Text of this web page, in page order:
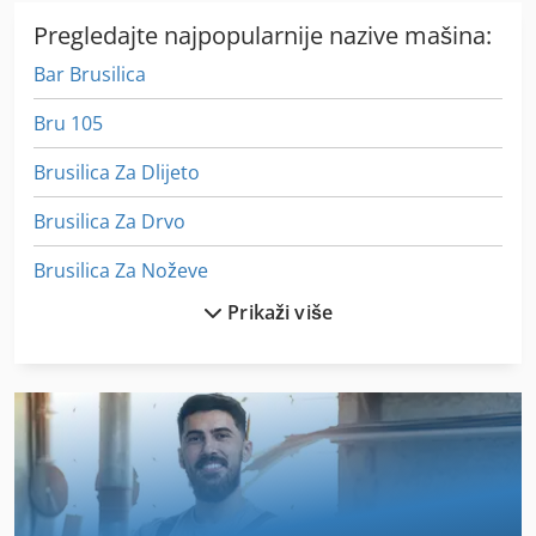
Pregledajte najpopularnije nazive mašina:
Bar Brusilica
Bru 105
Brusilica Za Dlijeto
Brusilica Za Drvo
Brusilica Za Noževe
Brusilica Za Noževe The Churchill
Glava Motora Brusilice
Iz Pijeska Pjeskarenje
Kako Kontaktirati S Brusilica
Prikaži više